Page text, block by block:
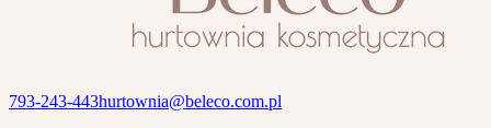
793-243-443hurtownia@beleco.com.pl